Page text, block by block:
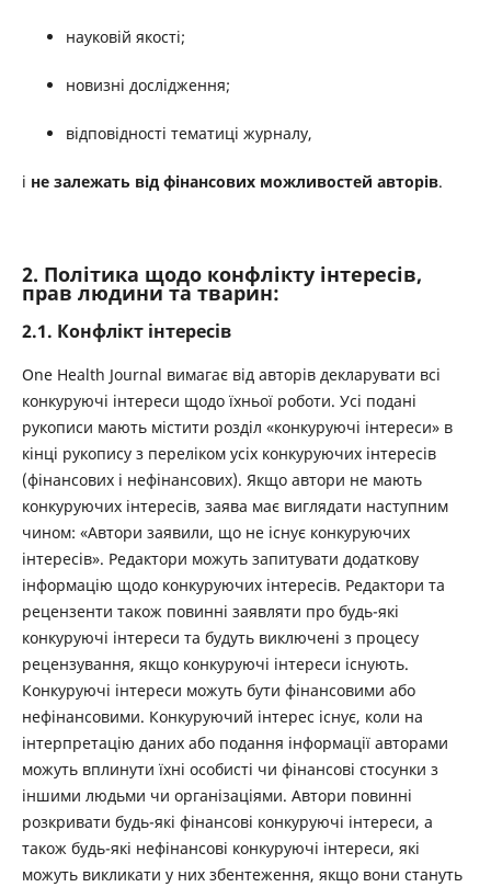
науковій якості;
новизні дослідження;
відповідності тематиці журналу,
і не залежать від фінансових можливостей авторів.
2. Політика щодо конфлікту інтересів,
прав людини та тварин:
2.1. Конфлікт інтересів
One Health Journal вимагає від авторів декларувати всі
конкуруючі інтереси щодо їхньої роботи. Усі подані
рукописи мають містити розділ «конкуруючі інтереси» в
кінці рукопису з переліком усіх конкуруючих інтересів
(фінансових і нефінансових). Якщо автори не мають
конкуруючих інтересів, заява має виглядати наступним
чином: «Автори заявили, що не існує конкуруючих
інтересів». Редактори можуть запитувати додаткову
інформацію щодо конкуруючих інтересів. Редактори та
рецензенти також повинні заявляти про будь-які
конкуруючі інтереси та будуть виключені з процесу
рецензування, якщо конкуруючі інтереси існують.
Конкуруючі інтереси можуть бути фінансовими або
нефінансовими. Конкуруючий інтерес існує, коли на
інтерпретацію даних або подання інформації авторами
можуть вплинути їхні особисті чи фінансові стосунки з
іншими людьми чи організаціями. Автори повинні
розкривати будь-які фінансові конкуруючі інтереси, а
також будь-які нефінансові конкуруючі інтереси, які
можуть викликати у них збентеження, якщо вони стануть